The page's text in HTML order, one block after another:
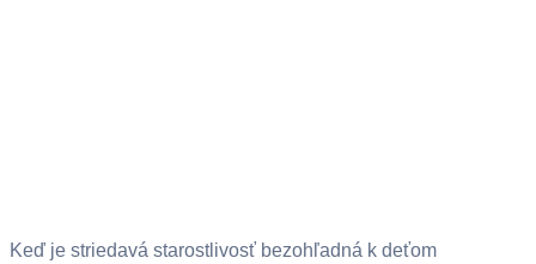
Keď je striedavá starostlivosť bezohľadná k deťom